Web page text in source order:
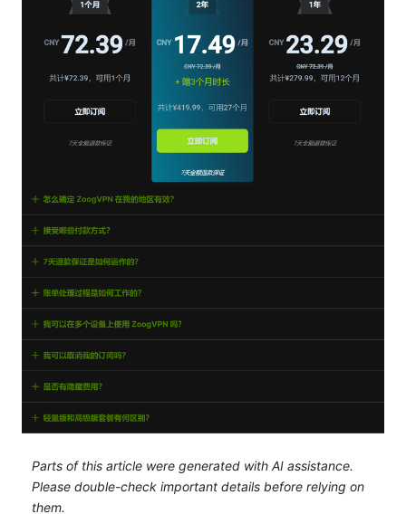
Parts of this article were generated with AI assistance.
Please double-check important details before relying on
them.